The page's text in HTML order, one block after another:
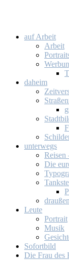
auf Ar­beit
Ar­beit
da­heim
un­ter­wegs
Rei­sen
Die
drau­ßen
Leu­te
Por­trait
Mu­sik
So­fort­bild
Die Frau des